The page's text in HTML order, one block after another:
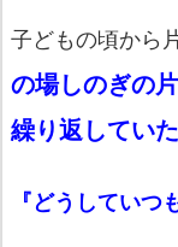
子どもの頃から
の場しのぎの
繰り返していた
『どうしていつ